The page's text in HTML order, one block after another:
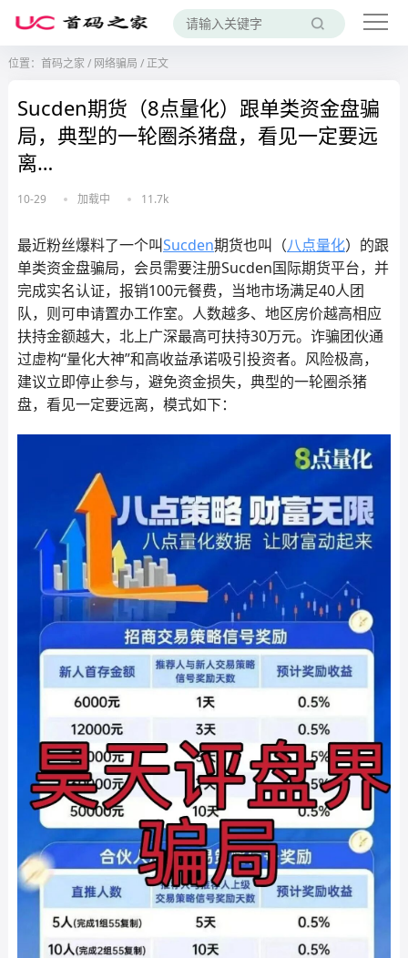
位置： 首码之家 / 网络骗局 /正文
Sucden期货（8点量化）跟单类资金盘骗
局，典型的一轮圈杀猪盘，看见一定要远
离…
10-29 加载中 11.7k
最近粉丝爆料了一个叫Sucden期货也叫（八点量化）的跟
单类资金盘骗局，会员需要注册Sucden国际期货平台，并
完成实名认证，报销100元餐费，当地市场满足40人团
队，则可申请置办工作室。人数越多、地区房价越高相应
扶持金额越大，北上广深最高可扶持30万元。诈骗团伙通
过虚构“量化大神”和高收益承诺吸引投资者。风险极高，
建议立即停止参与，避免资金损失，典型的一轮圈杀猪
盘，看见一定要远离，模式如下：